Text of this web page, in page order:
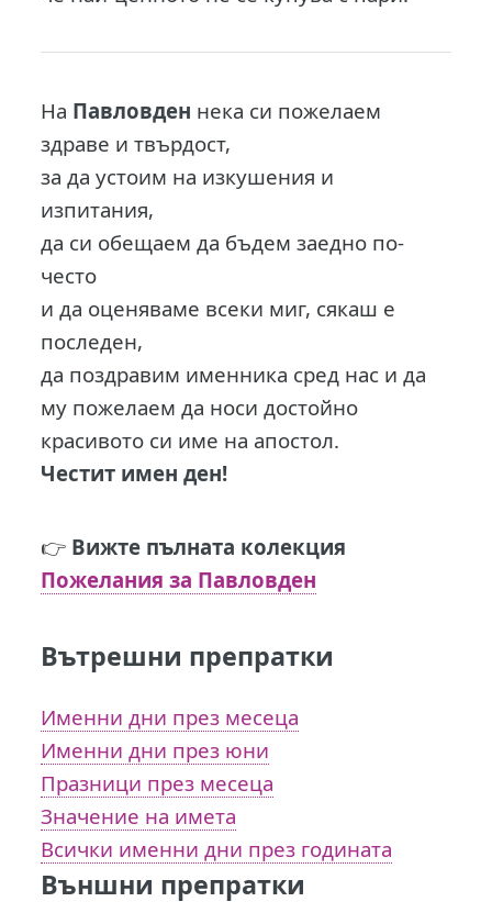
На Павловден нека си пожелаем
здраве и твърдост,
за да устоим на изкушения и
изпитания,
да си обещаем да бъдем заедно по-
често
и да оценяваме всеки миг, сякаш е
последен,
да поздравим именника сред нас и да
му пожелаем да носи достойно
красивото си име на апостол.
Честит имен ден!
👉 Вижте пълната колекция
Пожелания за Павловден
Вътрешни препратки
Именни дни през месеца
Именни дни през юни
Празници през месеца
Значение на имета
Всички именни дни през годината
Външни препратки